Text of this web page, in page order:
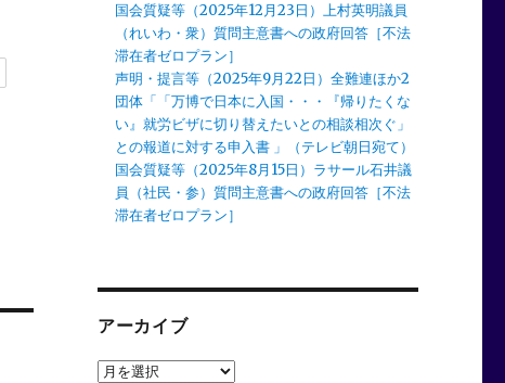
国会質疑等（2025年12月23日）上村英明議員
（れいわ・衆）質問主意書への政府回答［不法
滞在者ゼロプラン］
声明・提言等（2025年9月22日）全難連ほか2
団体「「万博で日本に入国・・・『帰りたくな
い』就労ビザに切り替えたいとの相談相次ぐ」
との報道に対する申入書 」（テレビ朝日宛て）
国会質疑等（2025年8月15日）ラサール石井議
員（社民・参）質問主意書への政府回答［不法
滞在者ゼロプラン］
アーカイブ
ア